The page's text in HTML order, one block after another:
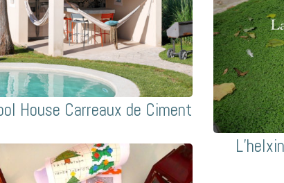
House Carreaux de Ciment